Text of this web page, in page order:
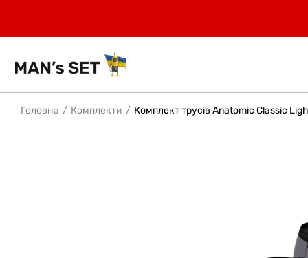
Головна Комплекти Комплект трусів Anatomic Classic